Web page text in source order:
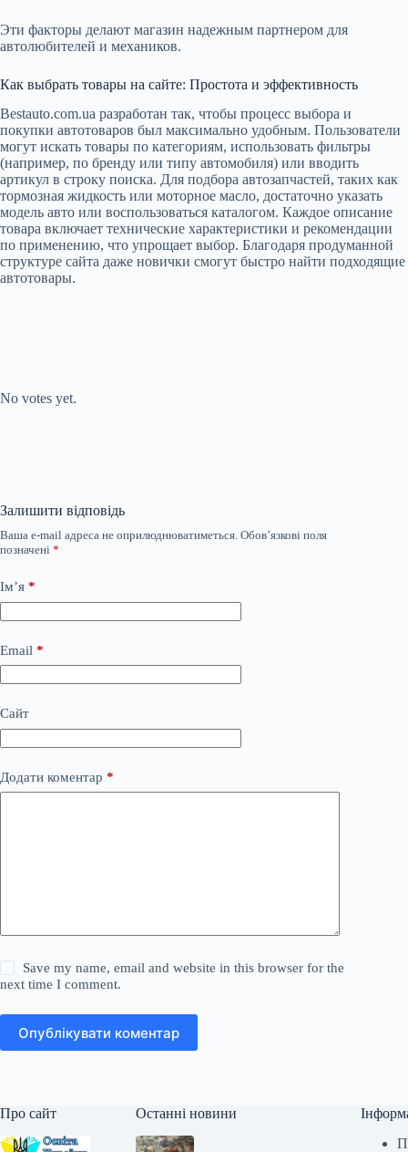
Эти факторы делают магазин надежным партнером для
автолюбителей и механиков.
Как выбрать товары на сайте: Простота и эффективность
Bestauto.com.ua разработан так, чтобы процесс выбора и
покупки автотоваров был максимально удобным. Пользователи
могут искать товары по категориям, использовать фильтры
(например, по бренду или типу автомобиля) или вводить
артикул в строку поиска. Для подбора автозапчастей, таких как
тормозная жидкость или моторное масло, достаточно указать
модель авто или воспользоваться каталогом. Каждое описание
товара включает технические характеристики и рекомендации
по применению, что упрощает выбор. Благодаря продуманной
структуре сайта даже новички смогут быстро найти подходящие
автотовары.
No votes yet.
Залишити відповідь
Ваша e-mail адреса не оприлюднюватиметься. Обов’язкові поля
позначені *
Ім’я *
Email *
Сайт
Додати коментар *
Save my name, email and website in this browser for the
next time I comment.
Опублікувати коментар
Про сайт Останні новини